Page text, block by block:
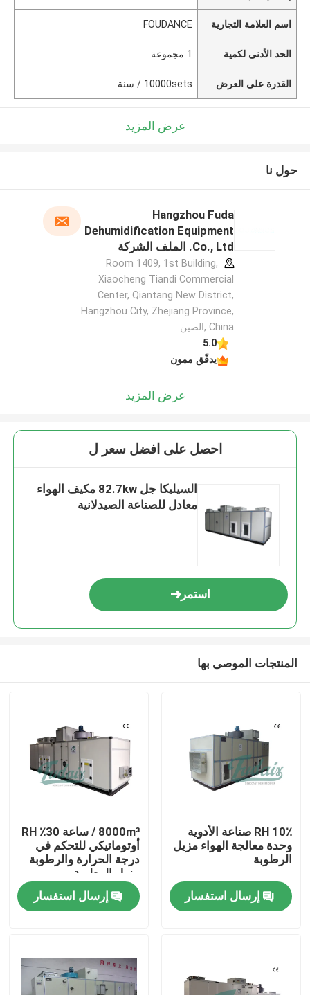
الصفحة الرئيسية
معلومات عنا
اسم العلامة التجارية FOUDANCE
الحد الأدنى لكمية 1 مجموعة
القدرة على العرض 10000sets / سنة
عرض المزيد
حول نا
Hangzhou Fuda
Dehumidification Equipment
Co., Ltd. الملف الشركة
المصنعة
Room 1409, 1st Building,
Xiaocheng Tiandi Commercial
Center, Qiantang New District,
Hangzhou City, Zhejiang Province,
China ,الصين
5.0
يدقّق ممون
عرض المزيد
احصل على افضل سعر ل
السيليكا جل 82.7kw مكيف الهواء
معادل للصناعة الصيدلانية
استمر
المنتجات الموصى بها
10٪ RH صناعة الأدوية
وحدة معالجة الهواء مزيل
الرطوبة
إرسال استفسار
8000m³ / ساعة 30٪ RH
أوتوماتيكي للتحكم في
درجة الحرارة والرطوبة
مزيل الرطوبة
إرسال استفسار